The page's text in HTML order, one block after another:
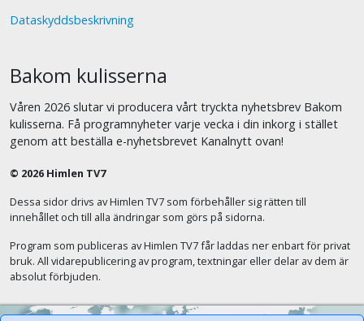
Dataskyddsbeskrivning
Bakom kulisserna
Våren 2026 slutar vi producera vårt tryckta nyhetsbrev Bakom
kulisserna. Få programnyheter varje vecka i din inkorg i stället
genom att beställa e-nyhetsbrevet Kanalnytt ovan!
© 2026 Himlen TV7
Dessa sidor drivs av Himlen TV7 som förbehåller sig rätten till
innehållet och till alla ändringar som görs på sidorna.
Program som publiceras av Himlen TV7 får laddas ner enbart för privat
bruk. All vidarepublicering av program, textningar eller delar av dem är
absolut förbjuden.